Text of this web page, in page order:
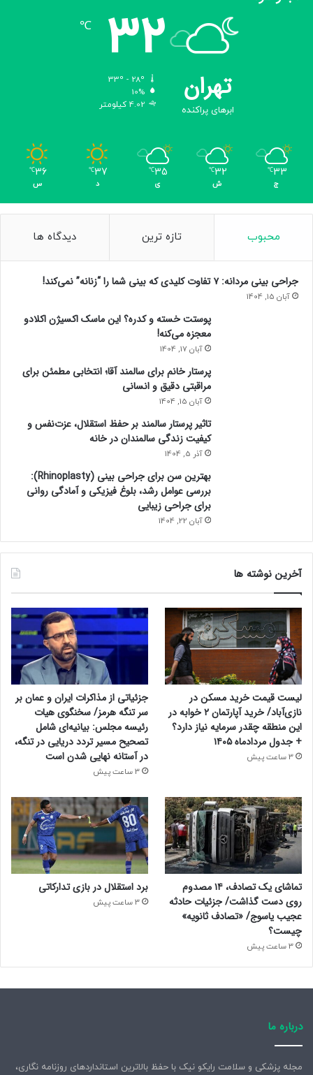
تهران
ابرهای پراکنده
32
℃
10%
4.02 کیلومتر
33
℃
ج
32
℃
ش
35
℃
ی
37
℃
د
36
℃
س
محبوب تازه ترین دیدگاه ها
جراحی بینی مردانه: ۷ تفاوت کلیدی که بینی شما را “زنانه” نمی‌کند!
آبان 15, 1404
پوستت خسته و کدره؟ این ماسک اکسیژن اکلادو
معجزه می‌کنه!
آبان 17, 1404
پرستار خانم برای سالمند آقا؛ انتخابی مطمئن برای
مراقبتی دقیق و انسانی
آبان 15, 1404
تاثیر پرستار سالمند بر حفظ استقلال، عزت‌نفس و
کیفیت زندگی سالمندان در خانه
آذر 5, 1404
بهترین سن برای جراحی بینی (Rhinoplasty):
بررسی عوامل رشد، بلوغ فیزیکی و آمادگی روانی
برای جراحی زیبایی
آبان 22, 1404
آخرین نوشته ها
لیست قیمت خرید مسکن در
نازی‌آباد/ خرید آپارتمان ۲ خوابه در
این منطقه چقدر سرمایه نیاز دارد؟
+ جدول مردادماه ۱۴۰۵
3 ساعت پیش
جزئیاتی از مذاکرات ایران و عمان بر
سر تنگه هرمز/ سخنگوی هیات
رئیسه مجلس: بیانیه‌ای شامل
تصحیح مسیر تردد دریایی در تنگه،
در آستانه نهایی شدن است
3 ساعت پیش
تماشای یک تصادف، ۱۴ مصدوم
روی دست گذاشت/ جزئیات حادثه
عجیب یاسوج/ «تصادف ثانویه»
چیست؟
3 ساعت پیش
برد استقلال در بازی تدارکاتی
3 ساعت پیش
درباره ما
مجله پزشکی و سلامت رایکو نیک با حفظ بالاترین استانداردهای روزنامه نگاری،